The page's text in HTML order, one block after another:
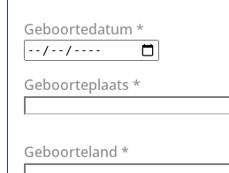
Geboortedatum *
Geboorteplaats *
Geboorteland *